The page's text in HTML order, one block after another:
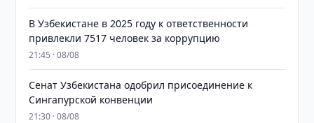
В Узбекистане в 2025 году к ответственности
привлекли 7517 человек за коррупцию
21:45 · 08/08
Сенат Узбекистана одобрил присоединение к
Сингапурской конвенции
21:30 · 08/08